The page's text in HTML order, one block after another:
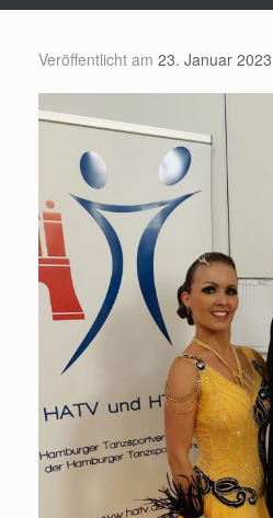
Veröffentlicht am 23. Januar 2023